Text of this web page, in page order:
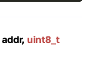
addr, uint8_t